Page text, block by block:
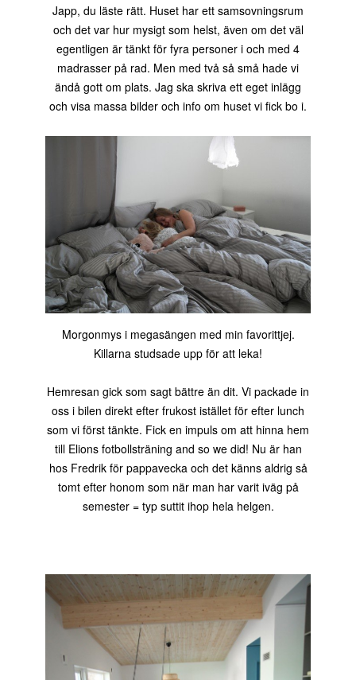
Japp, du läste rätt. Huset har ett samsovningsrum
och det var hur mysigt som helst, även om det väl
egentligen är tänkt för fyra personer i och med 4
madrasser på rad. Men med två så små hade vi
ändå gott om plats. Jag ska skriva ett eget inlägg
och visa massa bilder och info om huset vi fick bo i.
Morgonmys i megasängen med min favorittjej.
Killarna studsade upp för att leka!
Hemresan gick som sagt bättre än dit. Vi packade in
oss i bilen direkt efter frukost istället för efter lunch
som vi först tänkte. Fick en impuls om att hinna hem
till Elions fotbollsträning and so we did! Nu är han
hos Fredrik för pappavecka och det känns aldrig så
tomt efter honom som när man har varit iväg på
semester = typ suttit ihop hela helgen.